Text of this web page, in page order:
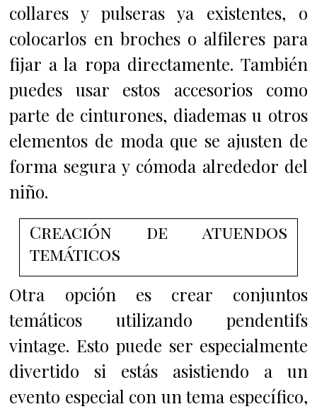
collares y pulseras ya existentes, o
colocarlos en broches o alfileres para
fijar a la ropa directamente. También
puedes usar estos accesorios como
parte de cinturones, diademas u otros
elementos de moda que se ajusten de
forma segura y cómoda alrededor del
niño.
Creación de atuendos
temáticos
Otra opción es crear conjuntos
temáticos utilizando pendentifs
vintage. Esto puede ser especialmente
divertido si estás asistiendo a un
evento especial con un tema específico,